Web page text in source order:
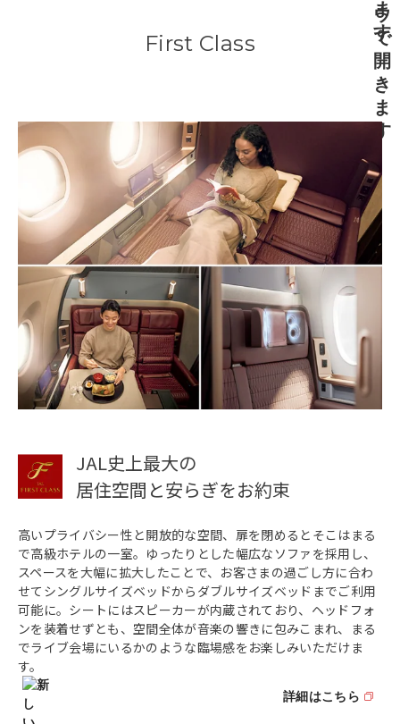
First Class
JAL史上最大の
居住空間と安らぎをお約束
高いプライバシー性と開放的な空間、扉を閉めるとそこはまる
で高級ホテルの一室。ゆったりとした幅広なソファを採用し、
スペースを大幅に拡大したことで、お客さまの過ごし方に合わ
せてシングルサイズベッドからダブルサイズベッドまでご利用
可能に。シートにはスピーカーが内蔵されており、ヘッドフォ
ンを装着せずとも、空間全体が音楽の響きに包みこまれ、まる
でライブ会場にいるかのような臨場感をお楽しみいただけま
す。
詳細はこちら